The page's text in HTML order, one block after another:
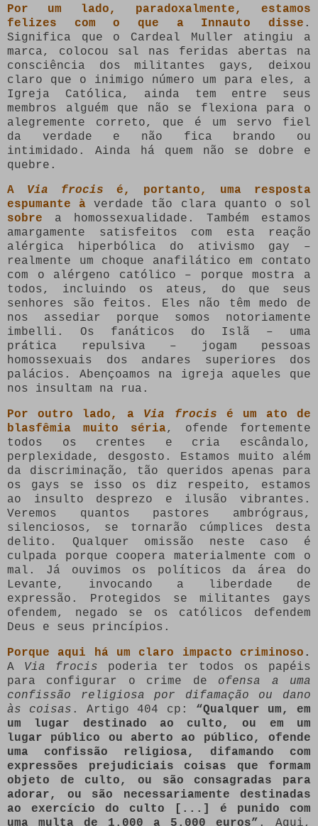
Por um lado, paradoxalmente, estamos
felizes com o que a Innauto disse .
Significa que o Cardeal Muller atingiu a
marca, colocou sal nas feridas abertas na
consciência dos militantes gays, deixou
claro que o inimigo número um para eles, a
Igreja Católica, ainda tem entre seus
membros alguém que não se flexiona para o
alegremente correto, que é um servo fiel
da verdade e não fica brando ou
intimidado. Ainda há quem não se dobre e
quebre.
A Via frocis é, portanto, uma resposta
espumante à verdade tão clara quanto o sol
sobre a homossexualidade. Também estamos
amargamente satisfeitos com esta reação
alérgica hiperbólica do ativismo gay –
realmente um choque anafilático em contato
com o alérgeno católico – porque mostra a
todos, incluindo os ateus, do que seus
senhores são feitos. Eles não têm medo de
nos assediar porque somos notoriamente
imbelli. Os fanáticos do Islã – uma
prática repulsiva – jogam pessoas
homossexuais dos andares superiores dos
palácios. Abençoamos na igreja aqueles que
nos insultam na rua.
Por outro lado, a Via frocis é um ato de
blasfêmia muito séria, ofende fortemente
todos os crentes e cria escândalo,
perplexidade, desgosto. Estamos muito além
da discriminação, tão queridos apenas para
os gays se isso os diz respeito, estamos
ao insulto desprezo e ilusão vibrantes.
Veremos quantos pastores ambrógraus,
silenciosos, se tornarão cúmplices desta
delito. Qualquer omissão neste caso é
culpada porque coopera materialmente com o
mal. Já ouvimos os políticos da área do
Levante, invocando a liberdade de
expressão. Protegidos se militantes gays
ofendem, negado se os católicos defendem
Deus e seus princípios.
Porque aqui há um claro impacto criminoso .
A Via frocis poderia ter todos os papéis
para configurar o crime de ofensa a uma
confissão religiosa por difamação ou dano
às coisas . Artigo 404 cp: “Qualquer um, em
um lugar destinado ao culto, ou em um
lugar público ou aberto ao público, ofende
uma confissão religiosa, difamando com
expressões prejudiciais coisas que formam
objeto de culto, ou são consagradas para
adorar, ou são necessariamente destinadas
ao exercício do culto [...] é punido com
uma multa de 1.000 a 5.000 euros” . Aqui,